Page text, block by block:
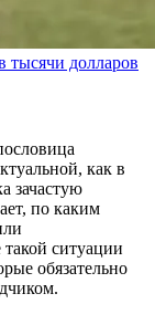
тысячи долларов
как в
зачастую
по каким
ситуации
обязательно